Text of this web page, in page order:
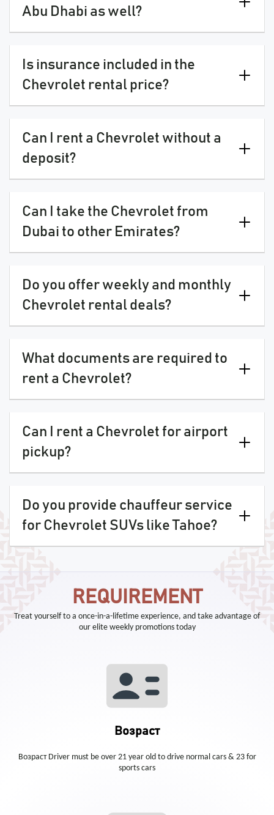
Abu Dhabi as well?
Is insurance included in the
Chevrolet rental price?
Can I rent a Chevrolet without a
deposit?
Can I take the Chevrolet from
Dubai to other Emirates?
Do you offer weekly and monthly
Chevrolet rental deals?
What documents are required to
rent a Chevrolet?
Can I rent a Chevrolet for airport
pickup?
Do you provide chauffeur service
for Chevrolet SUVs like Tahoe?
REQUIREMENT
Treat yourself to a once-in-a-lifetime experience, and take advantage of
our elite weekly promotions today
Возраст
Возраст Driver must be over 21 year old to drive normal cars & 23 for
sports cars